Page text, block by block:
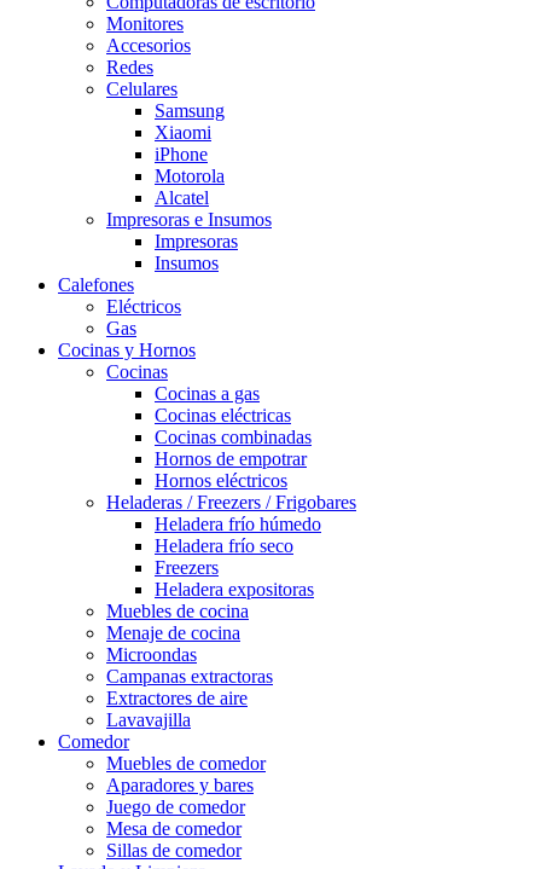
Monitores
Accesorios
Redes
Celulares
Samsung
Xiaomi
iPhone
Motorola
Alcatel
Impresoras e Insumos
Impresoras
Insumos
Calefones
Eléctricos
Gas
Cocinas y Hornos
Cocinas
Cocinas a gas
Cocinas eléctricas
Cocinas combinadas
Hornos de empotrar
Hornos eléctricos
Heladeras / Freezers / Frigobares
Heladera frío húmedo
Heladera frío seco
Freezers
Heladera expositoras
Muebles de cocina
Menaje de cocina
Microondas
Campanas extractoras
Extractores de aire
Lavavajilla
Comedor
Muebles de comedor
Aparadores y bares
Juego de comedor
Mesa de comedor
Sillas de comedor